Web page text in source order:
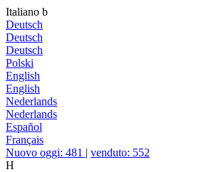
Italiano b
Deutsch
Deutsch
Deutsch
Polski
English
English
Nederlands
Nederlands
Español
Français
Nuovo oggi: 481 | venduto: 552
H